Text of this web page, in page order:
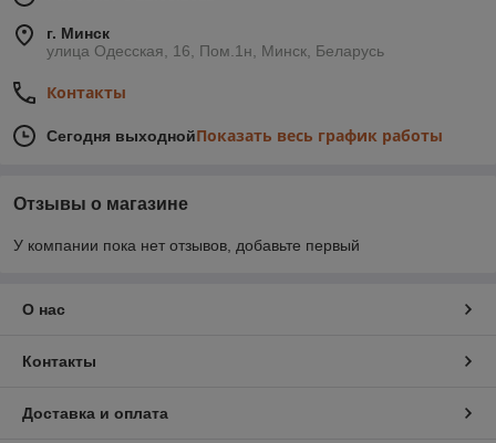
г. Минск
улица Одесская, 16, Пом.1н, Минск, Беларусь
Контакты
Сегодня выходнойПоказать весь график работы
Отзывы о магазине
У компании пока нет отзывов, добавьте первый
О нас
Контакты
Доставка и оплата